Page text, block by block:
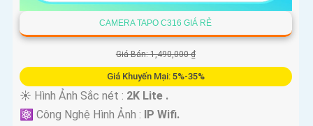
CAMERA TAPO C316 GIÁ RẺ
Giá Bán: 1,490,000 ₫
Giá Khuyến Mại: 5%-35%
☀️ Hình Ảnh Sắc nét : 2K Lite .
⚛️ Công Nghệ Hình Ảnh : IP Wifi.